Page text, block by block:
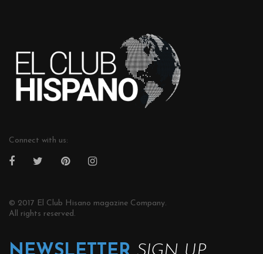
Connect with us:
© 2017 El Club Hisano magazine Company.
All rights reserved.